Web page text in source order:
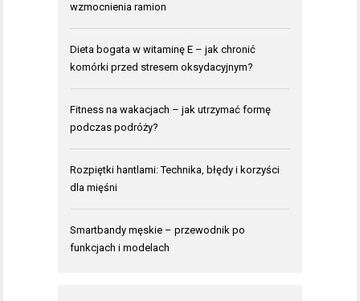
wzmocnienia ramion
Dieta bogata w witaminę E – jak chronić
komórki przed stresem oksydacyjnym?
Fitness na wakacjach – jak utrzymać formę
podczas podróży?
Rozpiętki hantlami: Technika, błędy i korzyści
dla mięśni
Smartbandy męskie – przewodnik po
funkcjach i modelach